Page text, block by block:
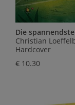
Hardcover
€ 10.30